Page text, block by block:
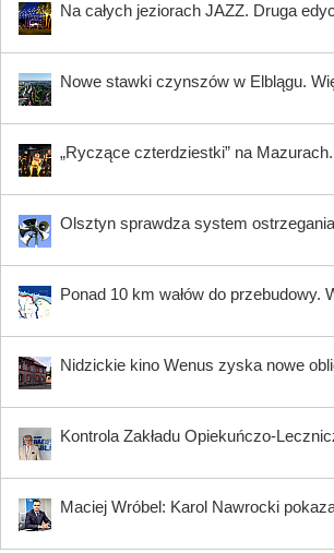
Na całych jeziorach JAZZ. Druga
Nowe stawki czynszów w Elblągu.
„Ryczące czterdziestki” na
Olsztyn sprawdza system
Ponad 10 km wałów do przebudowy.
Nidzickie kino Wenus zyska nowe
Kontrola Zakładu Opiekuńczo-
Maciej Wróbel: Karol Nawrocki